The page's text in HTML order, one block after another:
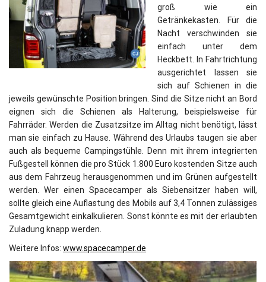
groß wie ein
Getränkekasten. Für die
Nacht verschwinden sie
einfach unter dem
Heckbett. In Fahrtrichtung
ausgerichtet lassen sie
sich auf Schienen in die
jeweils gewünschte Position bringen. Sind die Sitze nicht an Bord
eignen sich die Schienen als Halterung, beispielsweise für
Fahrräder. Werden die Zusatzsitze im Alltag nicht benötigt, lässt
man sie einfach zu Hause. Während des Urlaubs taugen sie aber
auch als bequeme Campingstühle. Denn mit ihrem integrierten
Fußgestell können die pro Stück 1.800 Euro kostenden Sitze auch
aus dem Fahrzeug herausgenommen und im Grünen aufgestellt
werden. Wer einen Spacecamper als Siebensitzer haben will,
sollte gleich eine Auflastung des Mobils auf 3,4 Tonnen zulässiges
Gesamtgewicht einkalkulieren. Sonst könnte es mit der erlaubten
Zuladung knapp werden.
Weitere Infos: www.spacecamper.de